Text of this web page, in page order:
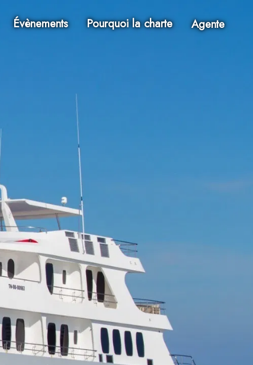
Évènements Pourquoi la charte Agente